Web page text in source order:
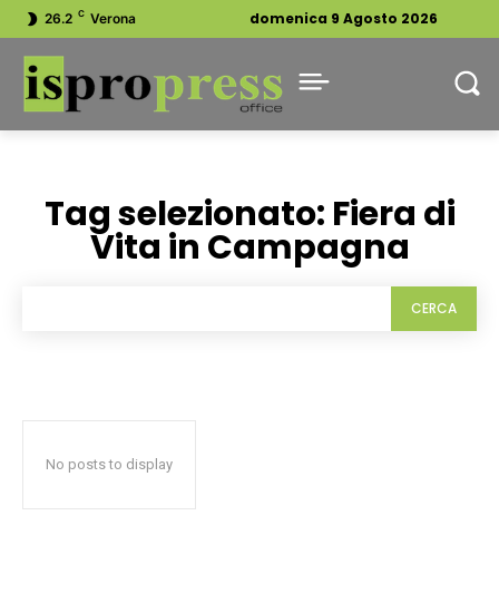
26.2 C Verona domenica 9 Agosto 2026
Tag selezionato: Fiera di
Vita in Campagna
CERCA
No posts to display